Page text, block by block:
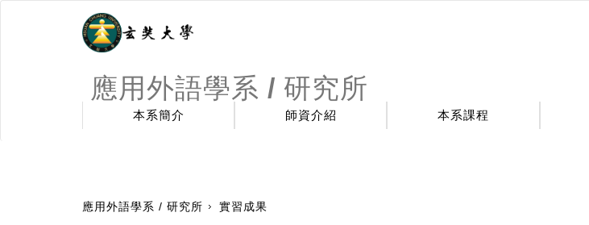
應用外語學系 / 研究所
本系簡介 師資介紹 本系課程
應用外語學系 / 研究所 實習成果